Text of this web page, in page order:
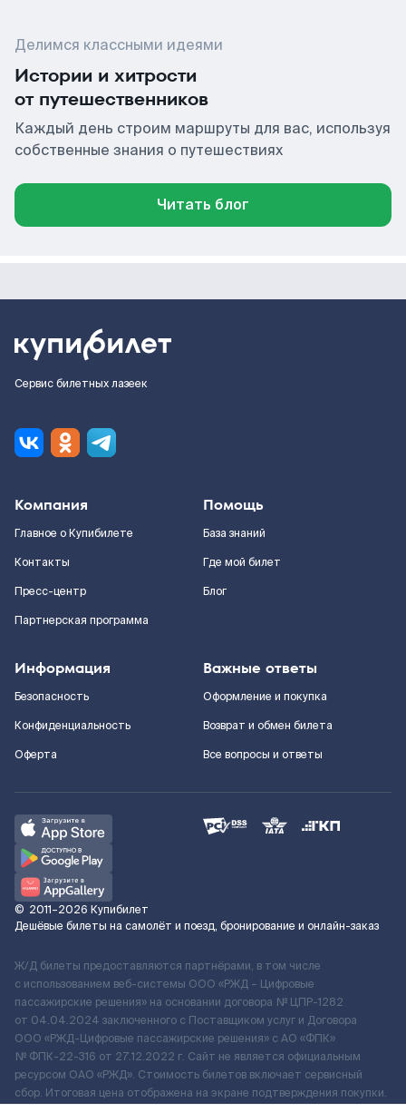
Делимся классными идеями
Истории и хитрости
от путешественников
Каждый день строим маршруты для вас, используя
собственные знания о путешествиях
Читать блог
Сервис билетных лазеек
Компания
Главное о Купибилете
Контакты
Пресс-центр
Партнерская программа
Помощь
База знаний
Где мой билет
Блог
Информация
Безопасность
Конфиденциальность
Оферта
Важные ответы
Оформление и покупка
Возврат и обмен билета
Все вопросы и ответы
© 2011–2026 Купибилет
Дешёвые билеты на самолёт и поезд, бронирование и онлайн-заказ
Ж/Д билеты предоставляются партнёрами, в том числе
с использованием веб-системы ООО «РЖД – Цифровые
пассажирские решения» на основании договора № ЦПР-1282
от 04.04.2024 заключенного с Поставщиком услуг и Договора
ООО «РЖД-Цифровые пассажирские решения» c АО «ФПК»
№ ФПК-22-316 от 27.12.2022 г. Сайт не является официальным
ресурсом ОАО «РЖД». Стоимость билетов включает сервисный
сбор. Итоговая цена отображена на экране подтверждения покупки.